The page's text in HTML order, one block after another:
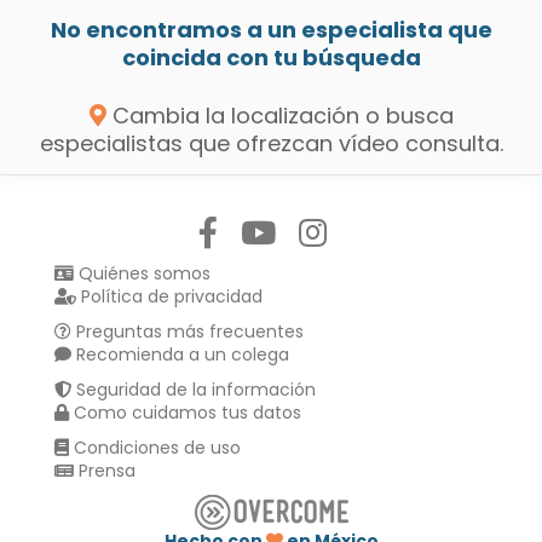
No encontramos a un especialista que
coincida con tu búsqueda
Cambia la localización o busca
especialistas que ofrezcan vídeo consulta.
Quiénes somos
Política de privacidad
Preguntas más frecuentes
Recomienda a un colega
Seguridad de la información
Como cuidamos tus datos
Condiciones de uso
Prensa